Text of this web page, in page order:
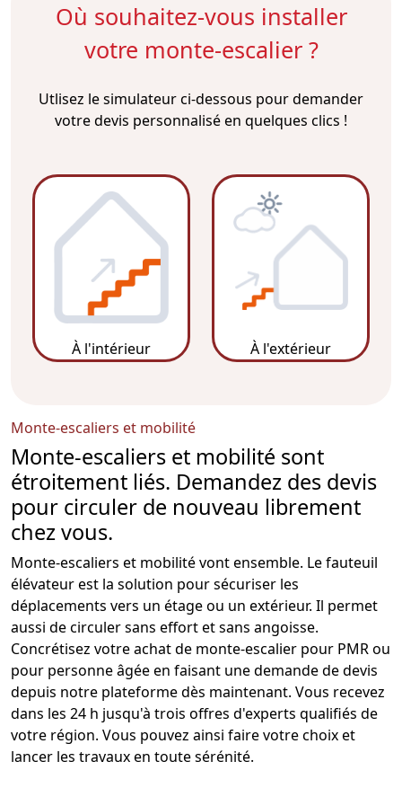
Où souhaitez-vous installer
votre monte-escalier ?
Utlisez le simulateur ci-dessous pour demander
votre devis personnalisé en quelques clics !
À l'intérieur À l'extérieur
Monte-escaliers et mobilité
Monte-escaliers et mobilité sont
étroitement liés. Demandez des devis
pour circuler de nouveau librement
chez vous.
Monte-escaliers et mobilité vont ensemble. Lefauteuil
élévateur est la solution pour sécuriser les
déplacements vers un étage ou un extérieur. Il permet
aussi de circuler sans effort et sans angoisse.
Concrétisez votre achat de monte-escalier pour PMRou
pour personne âgée en faisant une demande de devis
depuis notre plateforme dès maintenant. Vous recevez
dans les 24 h jusqu'à trois offres d'experts qualifiés de
votre région. Vous pouvez ainsi faire votre choix et
lancer les travaux en toute sérénité.